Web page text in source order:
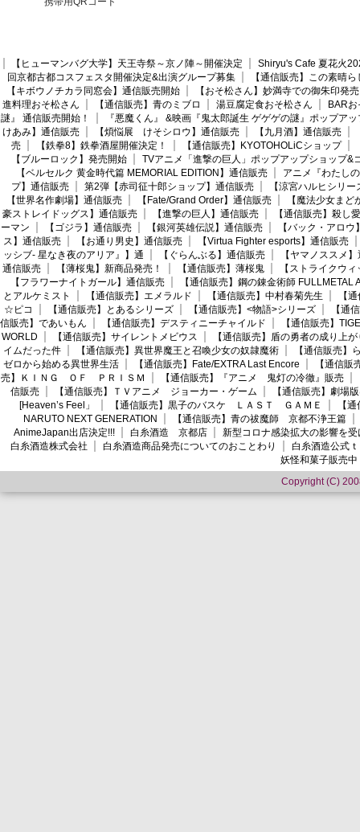
【ヒューマンバグ大学】天王寺祭～京ノ陣～開催決定
Shiryu's Cafe 夏花火
回京都古都コスフェスタ開催決定&出演グループ募集
【通信販売】この素晴
【キボウノチカラ同窓会】通信販売開始
【おそ松さん】妙満寺での御朱印発売
進料理おそ松さん
【通信販売】青のミブロ 湯豆腐定食おそ松さん
BAR
謎』 通信販売開始！
『悪魔くん』 &映画『鬼太郎誕生 ゲゲゲの謎』ポップア
けあみ】通信販売
【煩悩展 けそシロウ】通信販売 【九月酒】通信販売
売
【鉄拳8】鉄拳酒屋開催決定！ 【通信販売】KYOTOHOLiCショップ
【ブルーロック】発売開始
TVアニメ「進撃の巨人」ポップアップショップ&
【ベルセルク 黄金時代篇 MEMORIAL EDITION】通信販売
アニメ『わたし
プ】通信販売
第2弾【赤司征十郎ショップ】通信販売
【涼宮ハルヒシリ
【世界名作劇場】通信販売
【Fate/Grand Order】通信販売
【魔法少女ま
豪ストレイドッグス】通信販売
【進撃の巨人】通信販売
【通信販売】殺し愛
ーマン
【ゴジラ】通信販売 【銀河英雄伝説】通信販売
【バック・アロウ
ス】通信販売
【お通り男史】通信販売
【Virtua Fighter esports】通信販売
ッシブ- 星なき夜のアリア』】通
【ぐらんぶる】通信販売
【ヤマノススメ
通信販売
【薄桜鬼】新商品発売！ 【通信販売】薄桜鬼
【ストライクウ
【フラワーナイトガール】通信販売
【通信販売】鋼の錬金術師 FULLMETAL
とアルケミスト
【通信販売】エメラルド 【通信販売】中村春菊先生
【
☆ピコ
【通信販売】とあるシリーズ 【通信販売】<物語>シリーズ
【通
信販売】であいもん
【通信販売】デスティニーチャイルド
【通信販売】
WORLD
【通信販売】サイレントメビウス
【通信販売】盾の勇者の成り上が
イムだった件
【通信販売】異世界魔王と召喚少女の奴隷魔術
【通信販売】
ゼロから始める異世界生活
【通信販売】Fate/EXTRA Last Encore
【通信
売】ＫＩＮＧ ＯＦ ＰＲＩＳＭ
【通信販売】『アニメ 鬼灯の冷徹』販売
信販売
【通信販売】ＴＶアニメ ジョーカー・ゲーム
【通信販売】劇場
[Heaven’s Feel」
【通信販売】黒子のバスケ ＬＡＳＴ ＧＡＭＥ
【
NARUTO NEXT GENERATION
【通信販売】青の祓魔師 京都不浄王篇
AnimeJapan出店決定!!!
白糸酒造 京都店
新型コロナ感染拡大の影響を
白糸酒造株式会社
白糸酒造商品発売についてのおことわり
白糸酒造公式
妖怪和菓子販売中
Copyright (C)